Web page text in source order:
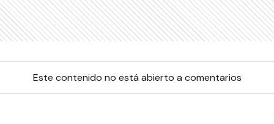
Este contenido no está abierto a comentarios